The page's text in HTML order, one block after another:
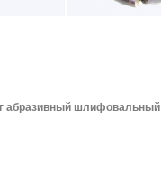
абразивный